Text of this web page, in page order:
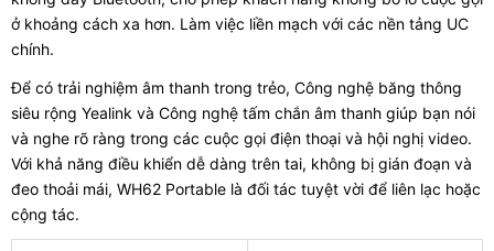
ở khoảng cách xa hơn. Làm việc liền mạch với các nền tảng UC
chính.
Để có trải nghiệm âm thanh trong trẻo, Công nghệ băng thông
siêu rộng Yealink và Công nghệ tấm chắn âm thanh giúp bạn nói
và nghe rõ ràng trong các cuộc gọi điện thoại và hội nghị video.
Với khả năng điều khiển dễ dàng trên tai, không bị gián đoạn và
đeo thoải mái, WH62 Portable là đối tác tuyệt vời để liên lạc hoặc
cộng tác.